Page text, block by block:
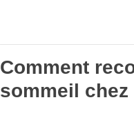
Comment
sommeil chez